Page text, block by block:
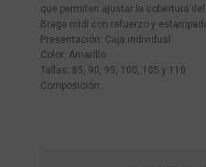
que permiten ajustar la cobertura
Braga midi con refuerzo y
Presentación: Caja individual
Color: Amarillo
Tallas: 85, 90, 95, 100, 105 y 110
Composición: